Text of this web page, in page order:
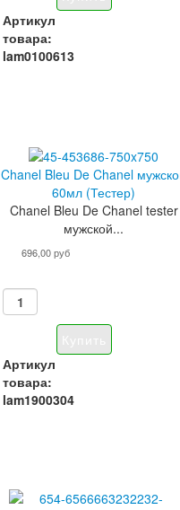
Артикул
товара:
lam0100613
Chanel Bleu De Chanel
60мл (Тестер)
Chanel Bleu De Chanel tester
мужской...
696,00 руб
Артикул
товара:
lam1900304